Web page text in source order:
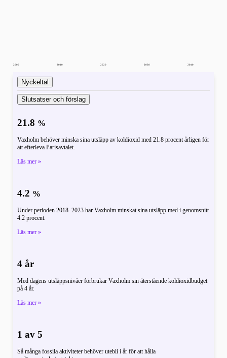
2000 2010 2020 2030 2040
Nyckeltal
Slutsatser och förslag
21.8 %
Vaxholm behöver minska sina utsläpp av koldioxid med 21.8 procent årligen för
att efterleva Parisavtalet.
Läs mer »
4.2 %
Under perioden 2018–2023 har Vaxholm minskat sina utsläpp med i genomsnitt
4.2 procent.
Läs mer »
4 år
Med dagens utsläppsnivåer förbrukar Vaxholm sin återstående koldioxidbudget
på 4 år.
Läs mer »
1 av 5
Så många fossila aktiviteter behöver utebli i år för att hålla